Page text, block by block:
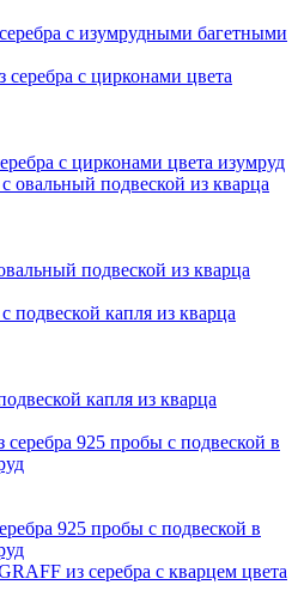
с изумрудными багетными
с цирконами цвета изумруд
подвеской из кварца
капля из кварца
925 пробы с подвеской в